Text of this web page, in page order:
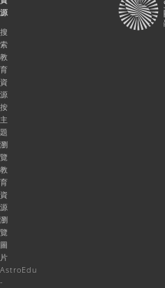
源
搜
索
教
育
資
源
按
主
題
瀏
覽
教
育
資
源
瀏
覽
圖
片
AstroEdu
-